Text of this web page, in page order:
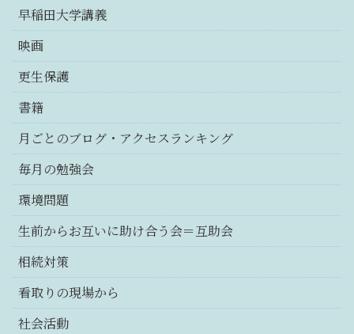
早稲田大学講義
映画
更生保護
書籍
月ごとのブログ・アクセスランキング
毎月の勉強会
環境問題
生前からお互いに助け合う会＝互助会
相続対策
看取りの現場から
社会活動